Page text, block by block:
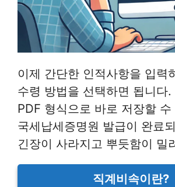
이제 간단한 인적사항을 입력
수령 방법을 선택하면 됩니다.
PDF 형식으로 바로 저장할 수
국세납세증명원 발급이 완료
긴장이 사라지고 뿌듯함이 밀
직계비속이란?